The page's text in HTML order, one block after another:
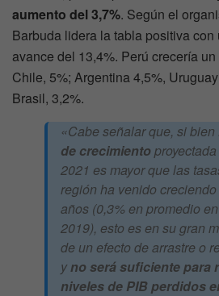
aumento del 3,7%. Según el
Barbuda lidera la tabla positiva
avance del 13,4%. Perú crecería
Chile, 5%; Argentina 4,5%,
Brasil, 3,2%.
«Cabe señalar que, si bien
de crecimiento
2021 es mayor que las
región ha venido
años (0,3% en promedio
2019), esto es en su gran
de un efecto de arrastre o
yno será suficiente para
niveles de PIB perdidos